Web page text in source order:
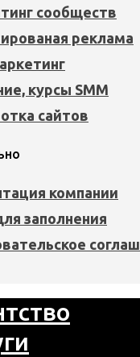
сообществ
реклама
курсы SMM
сайтов
компании
заполнения